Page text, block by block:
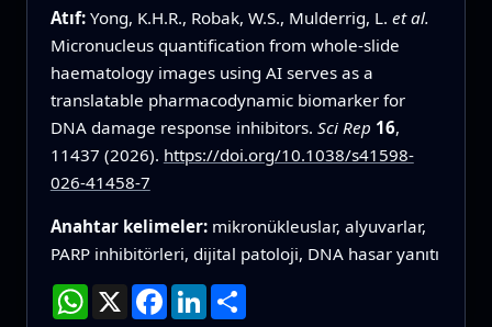
Atıf: Yong, K.H.R., Robak, W.S., Mulderrig, L. et al.
Micronucleus quantification from whole-slide
haematology images using AI serves as a
translatable pharmacodynamic biomarker for
DNA damage response inhibitors. Sci Rep 16,
11437 (2026). https://doi.org/10.1038/s41598-
026-41458-7
Anahtar kelimeler: mikronükleuslar, alyuvarlar,
PARP inhibitörleri, dijital patoloji, DNA hasar yanıtı
WhatsApp
X Facebook
LinkedInPaylaş